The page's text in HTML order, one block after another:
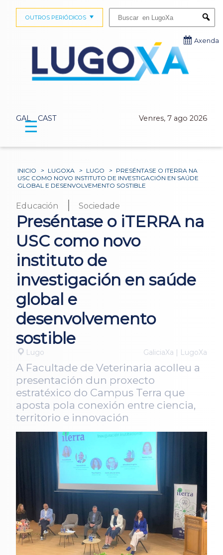
GAL CAST Venres, 7 ago 2026
OUTROS PERIÓDICOS
Axenda
☰
INICIO > LUGOXA > LUGO > PRESÉNTASE O ITERRA NA
USC COMO NOVO INSTITUTO DE INVESTIGACIÓN EN SAÚDE
GLOBAL E DESENVOLVEMENTO SOSTIBLE
Educación | Sociedade
Preséntase o iTERRA na
USC como novo
instituto de
investigación en saúde
global e
desenvolvemento
sostible
Lugo GaliciaXa | LugoXa
A Facultade de Veterinaria acolleu a
presentación dun proxecto
estratéxico do Campus Terra que
aposta pola conexión entre ciencia,
territorio e innovación